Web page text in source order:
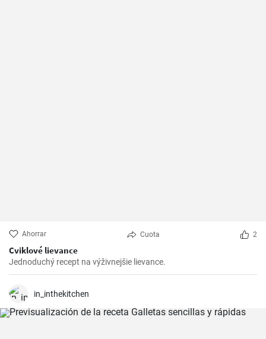
Ahorrar Cuota 2
Cviklové lievance
Jednoduchý recept na výživnejšie lievance.
in_inthekitchen